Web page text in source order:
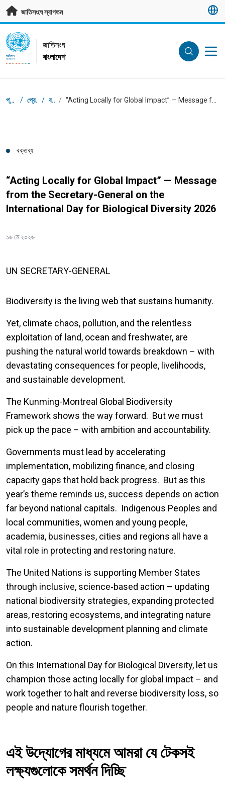
মূল প্রবন্ধে যান
জাতিসংঘে স্বাগতম
UN Logo
জাতিসংঘ
বাংলাদেশ
জাতিসংঘ
বাংলাদেশ
ব্রেডক্রাম্ব
প্রধান পাতা / প্রেস সেন্টার / বক্তব্য /
বক্তব্য
“Acting Locally for Global Impact” — Message
from the Secretary-General on the
International Day for Biological Diversity 2026
১৬ মে ২০২৬
UN SECRETARY-GENERAL
Biodiversity is the living web that sustains humanity.
Yet, climate chaos, pollution, and the relentless
exploitation of land, ocean and freshwater, are
pushing the natural world towards breakdown – with
devastating consequences for people, livelihoods,
and sustainable development.
The Kunming-Montreal Global Biodiversity
Framework shows the way forward. But we must
pick up the pace – with ambition and accountability.
Governments must lead by accelerating
implementation, mobilizing finance, and closing
capacity gaps that hold back progress. But as this
year’s theme reminds us, success depends on action
far beyond national capitals. Indigenous Peoples and
local communities, women and young people,
academia, businesses, cities and regions all have a
vital role in protecting and restoring nature.
The United Nations is supporting Member States
through inclusive, science‑based action – updating
national biodiversity strategies, expanding protected
areas, restoring ecosystems, and integrating nature
into sustainable development planning and climate
action.
On this International Day for Biological Diversity, let us
champion those acting locally for global impact – and
work together to halt and reverse biodiversity loss, so
people and nature flourish together.
এই উদ্যোগের মাধ্যমে আমরা যে টেকসই
লক্ষ্যগুলোকে সমর্থন দিচ্ছি